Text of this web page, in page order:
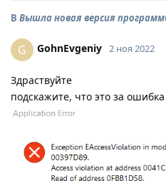
В Вышла новая версия
G GohnEvgeniy 2 ноя 2022
Здраствуйте
подскажите, что это за